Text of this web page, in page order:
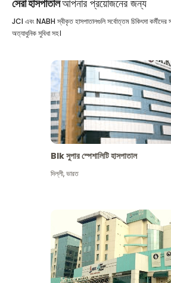
সেরা হাসপাতালআপনার প্রয়োজনের জন্য
JCI এবং NABH স্বীকৃত হাসপাতালগুলি সর্বোত্তম চিকিৎসা কর্মীদের
অত্যাধুনিক সুবিধা সহ।
Blk সুপার স্পেশালিটি হাসপাতাল
দিল্লী,ভারত